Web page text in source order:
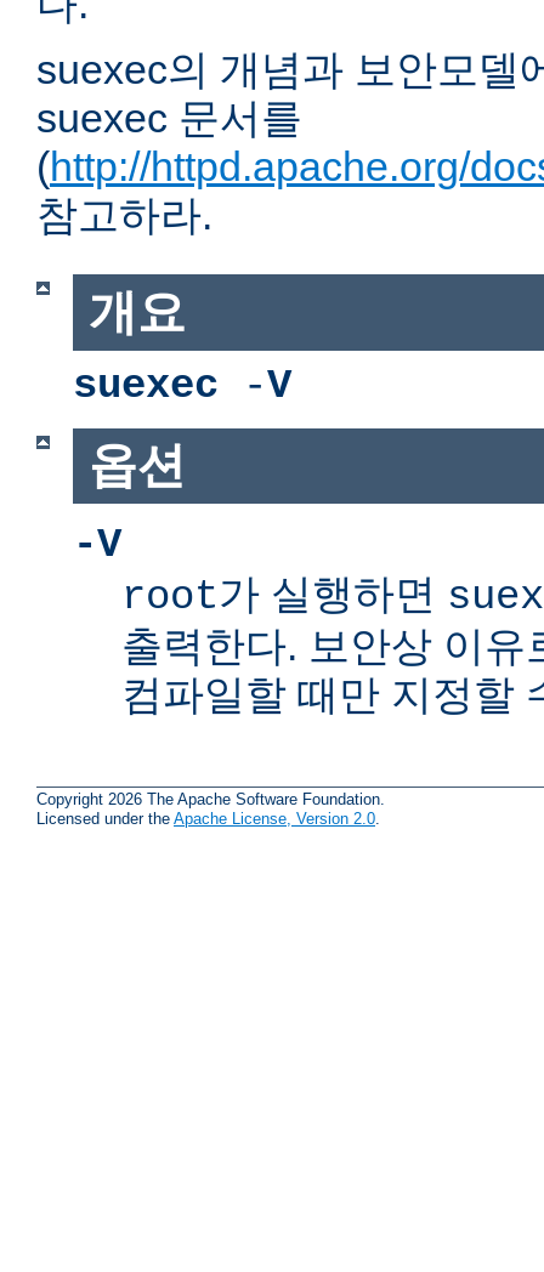
suexec의 개념과 보안모델
suexec 문서를
(http://httpd.apache.org/
참고하라.
개요
suexec -V
옵션
-V
root가 실행하면
출력한다. 보안상 이유
컴파일할 때만 지정할
Copyright 2026 The Apache Software Foundation.
Licensed under the Apache License, Version 2.0.